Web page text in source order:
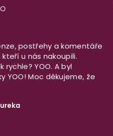
postřehy a komentáře
u nás nakoupili.
rychle? YOO. A byl
YOO! Moc děkujeme, že